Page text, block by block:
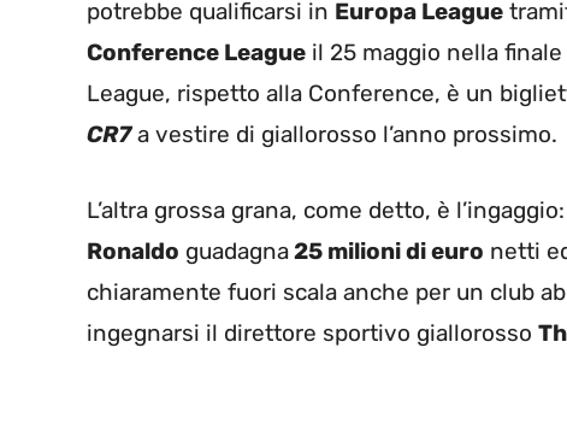
potrebbe qualificarsi in Europa League
Conference League il 25 maggio nella
League, rispetto alla Conference, è un
CR7 a vestire di giallorosso l’anno prossimo.
L’altra grossa grana, come detto, è
Ronaldo guadagna25 milioni di euro netti
chiaramente fuori scala anche per un club
ingegnarsi il direttore sportivo giallorosso